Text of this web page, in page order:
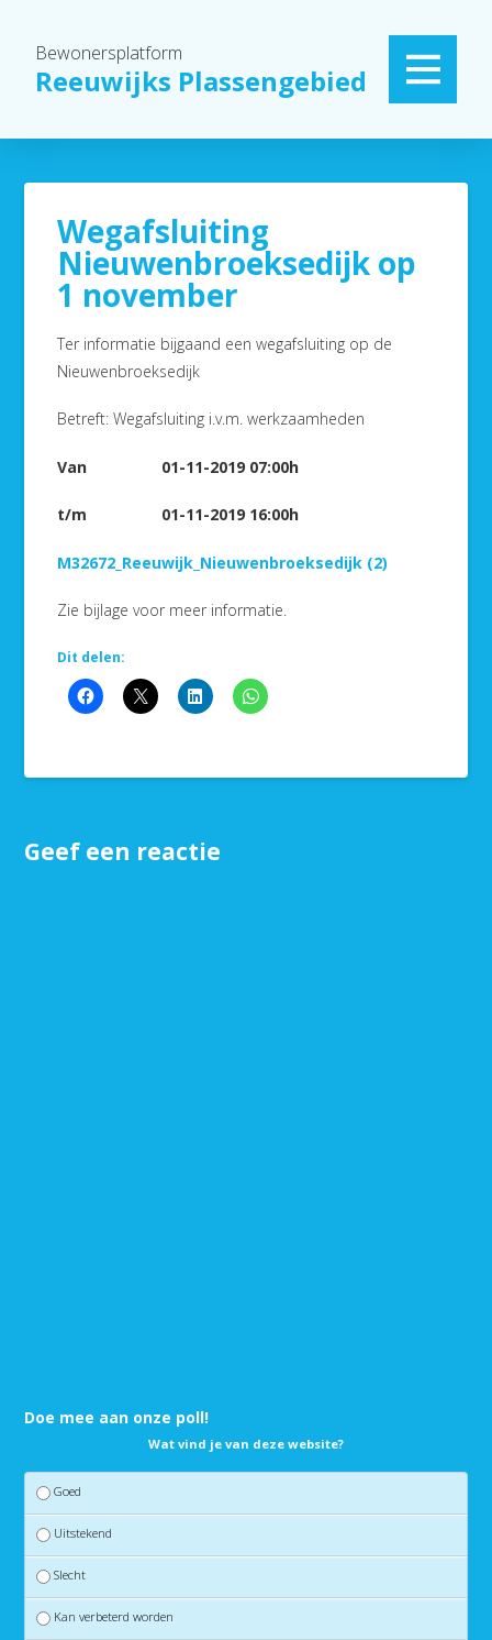
Bewonersplatform
Reeuwijks Plassengebied
Wegafsluiting
Nieuwenbroeksedijk op
1 november
Ter informatie bijgaand een wegafsluiting op de
Nieuwenbroeksedijk
Betreft: Wegafsluiting i.v.m. werkzaamheden
Van 01-11-2019 07:00h
t/m 01-11-2019 16:00h
M32672_Reeuwijk_Nieuwenbroeksedijk (2)
Zie bijlage voor meer informatie.
Dit delen:
Geef een reactie
Doe mee aan onze poll!
Wat vind je van deze website?
Goed
Uitstekend
Slecht
Kan verbeterd worden